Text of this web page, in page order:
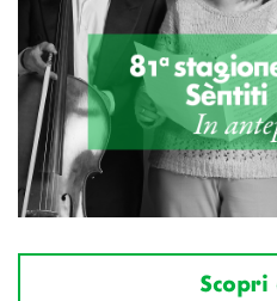
Scopri